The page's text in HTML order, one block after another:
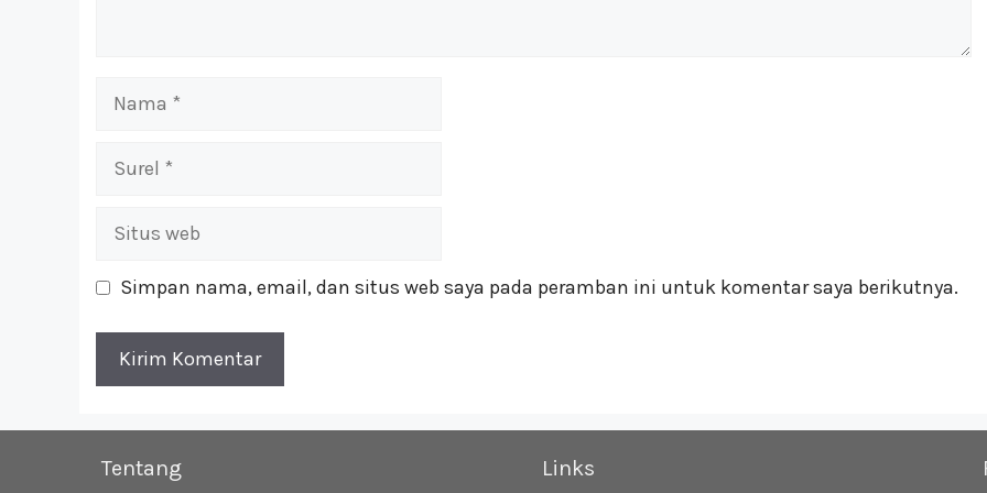
Nama
Surel
Situs
Simpan nama, email, dan situs web saya pada peramban ini untuk komentar saya berikutnya.
Tentang Links